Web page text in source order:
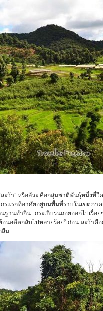
ะว้า” หรือลัวะ คือกลุ่มชาติพันธุ์หนึ่งที่ใ
รแรกที่อาศัยอยู่บนพื้นที่ราบในเขตภา
ฐานทำกิน กระเถิบร่นถอยออกไปเรื่
อนอดีตกลับไปหลายร้อยปีก่อน ละว้า
ลืม